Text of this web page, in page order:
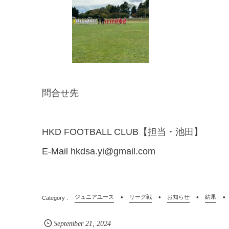
問合せ先
HKD FOOTBALL CLUB【担当・池田】
E-Mail hkdsa.yi@gmail.com
ジュニアユース リーグ戦 お知らせ 結果
September 21,2024